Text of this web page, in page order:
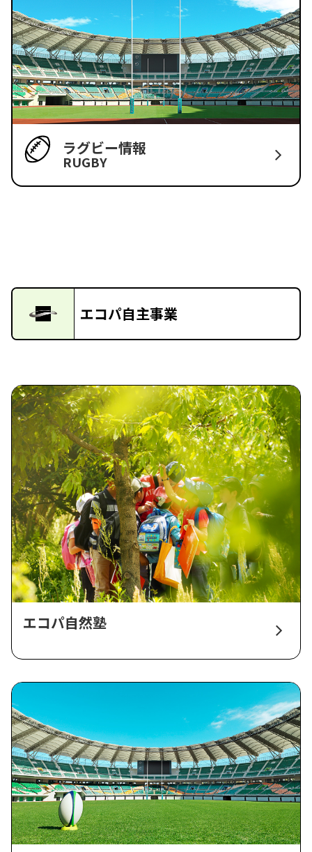
ラグビー情報
RUGBY
エコパ自主事業
エコパ自然塾